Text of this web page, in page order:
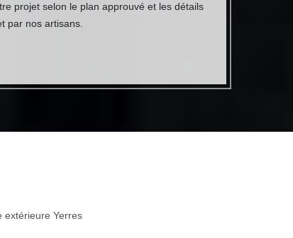
projet selon le plan approuvé et les détails
par nos artisans.
extérieure Yerres